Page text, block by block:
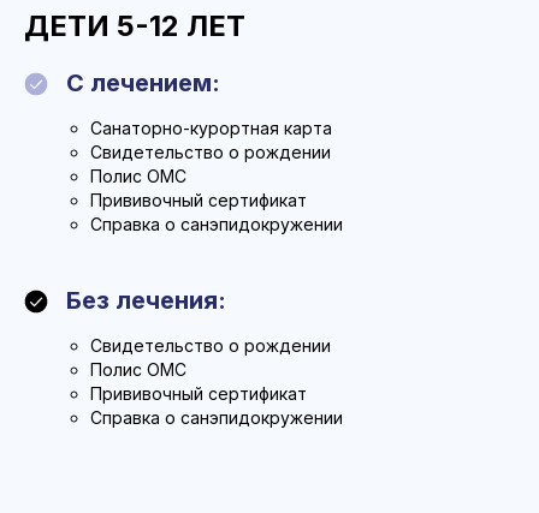
ДЕТИ 5-12 ЛЕТ
С лечением:
Санаторно-курортная карта
Свидетельство о рождении
Полис ОМС
Прививочный сертификат
Справка о санэпидокружении
Без лечения:
Свидетельство о рождении
Полис ОМС
Прививочный сертификат
Справка о санэпидокружении